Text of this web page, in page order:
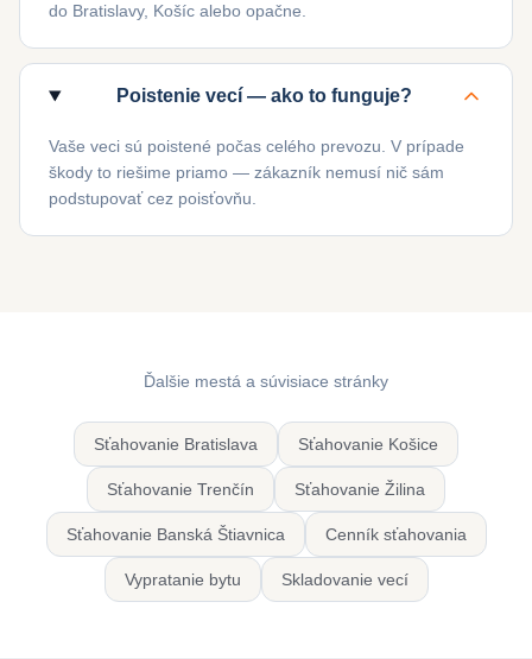
do Bratislavy, Košíc alebo opačne.
Poistenie vecí — ako to funguje?
Vaše veci sú poistené počas celého prevozu. V prípade
škody to riešime priamo — zákazník nemusí nič sám
podstupovať cez poisťovňu.
Ďalšie mestá a súvisiace stránky
Sťahovanie Bratislava Sťahovanie Košice
Sťahovanie Trenčín Sťahovanie Žilina
Sťahovanie Banská Štiavnica Cenník sťahovania
Vypratanie bytu Skladovanie vecí